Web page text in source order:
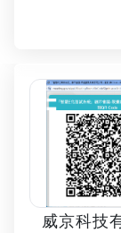
威京科技